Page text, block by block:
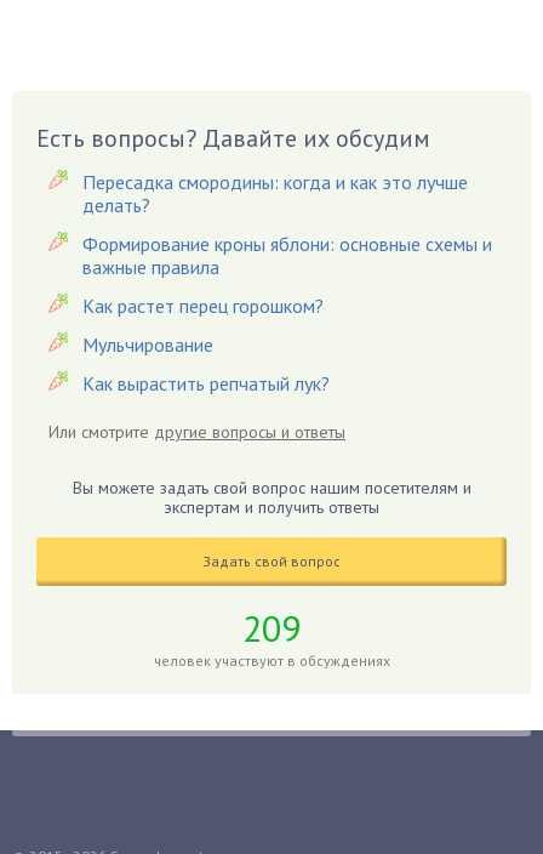
Вредители
Гардения
Гацания
Гвоздики
Георгины
Герань
Гиацинт
Гибискус
Гладиолусы
Голубика
Груши
Есть вопросы? Давайте их обсудим
Пересадка смородины: когда и как это лучше
делать?
Формирование кроны яблони: основные схемы и
важные правила
Как растет перец горошком?
Мульчирование
Как вырастить репчатый лук?
Или смотрите другие вопросы и ответы
Вы можете задать свой вопрос нашим посетителям и
экспертам и получить ответы
Задать свой вопрос
209
человек участвуют в обсуждениях